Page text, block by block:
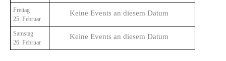
Freitag
25. Februar
Keine Events an diesem Datum
Samstag
26. Februar
Keine Events an diesem Datum